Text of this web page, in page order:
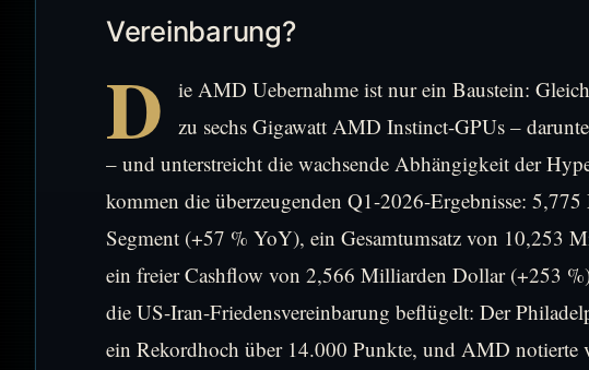
Vereinbarung?
D
ie AMD Uebernahme ist nur ein Baustein:
zu sechs Gigawatt AMD Instinct-GPUs –
– und unterstreicht die wachsende Abhängigkeit der
kommen die überzeugenden Q1-2026-Ergebnisse:
Segment (+57 % YoY), ein Gesamtumsatz von 10,253
ein freier Cashflow von 2,566 Milliarden Dollar (+253
die US-Iran-Friedensvereinbarung beflügelt: Der
ein Rekordhoch über 14.000 Punkte, und AMD